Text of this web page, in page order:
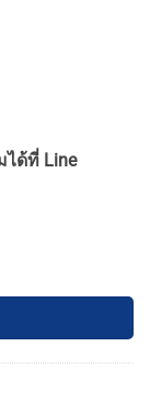
ด้ที่ Line
ลท์ ติดลอย GU10 ก